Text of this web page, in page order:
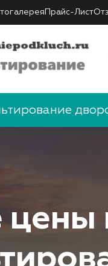
Прайс-Лист
цены